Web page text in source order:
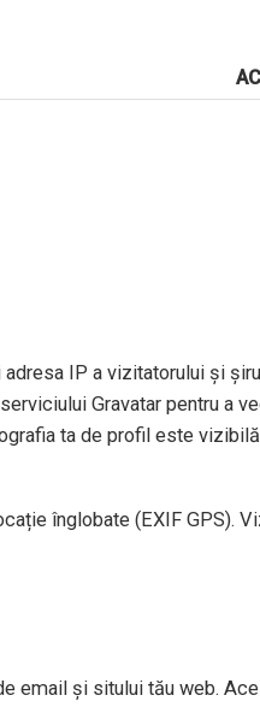
IP a vizitatorului și
Gravatar pentru
ta de profil este
înglobate (EXIF GPS).
email și sitului tău web.